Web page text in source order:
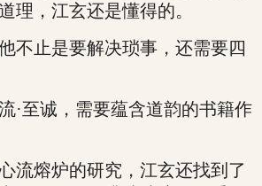
理，江玄还是懂得的。
止是要解决琐事，还需要四
诚，需要蕴含道韵的书籍作
熔炉的研究，江玄还找到了